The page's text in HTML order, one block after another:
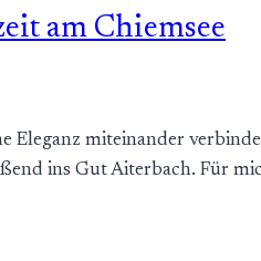
am Chiemsee
Eleganz miteinander
ins Gut Aiterbach. Für